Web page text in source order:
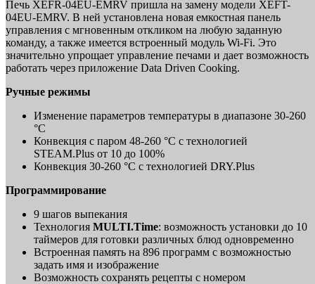
Печь XEFR-04EU-EMRV пришла на замену модели XEFT-
04EU-EMRV. В ней установлена новая емкостная панель
управления с мгновенным откликом на любую заданную
команду, а также имеется встроенный модуль Wi-Fi. Это
значительно упрощает управление печами и дает возможность
работать через приложение Data Driven Cooking.
Ручные режимы
Изменение параметров температуры в диапазоне 30-260
°C
Конвекция с паром 48-260 °C с технологией
STEAM.Plus от 10 до 100%
Конвекция 30-260 °C с технологией DRY.Plus
Программирование
9 шагов выпекания
Технология MULTI.Time: возможность установки до 10
таймеров для готовки различных блюд одновременно
Встроенная память на 896 программ с возможностью
задать имя и изображение
Возможность сохранять рецепты с номером